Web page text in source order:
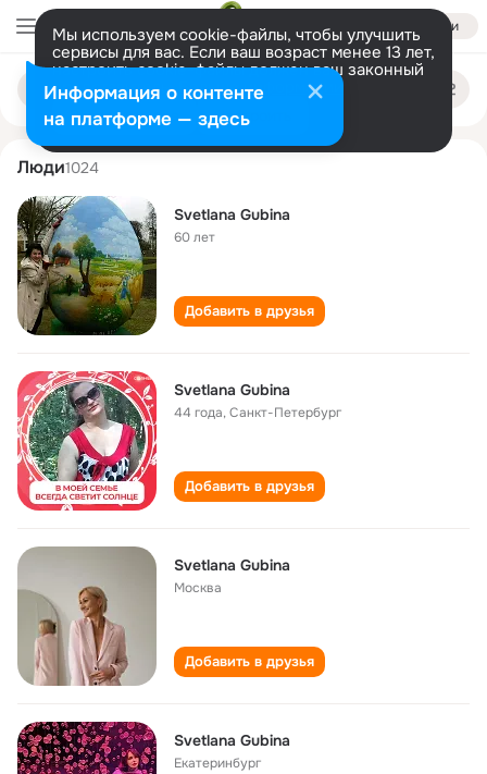
Войти
Мы используем cookie-файлы, чтобы улучшить
сервисы для вас. Если ваш возраст менее 13 лет,
настроить cookie-файлы должен ваш законный
представитель. Больше информации
Разрешить все Настроить
Поиск
людям
svetlana gubina
Люди1024
Svetlana Gubina
60 лет
Добавить в друзья
Svetlana Gubina
44 года,Санкт-Петербург
Добавить в друзья
Svetlana Gubina
Москва
Добавить в друзья
Svetlana Gubina
Екатеринбург
Информация о контенте
на платформе — здесь